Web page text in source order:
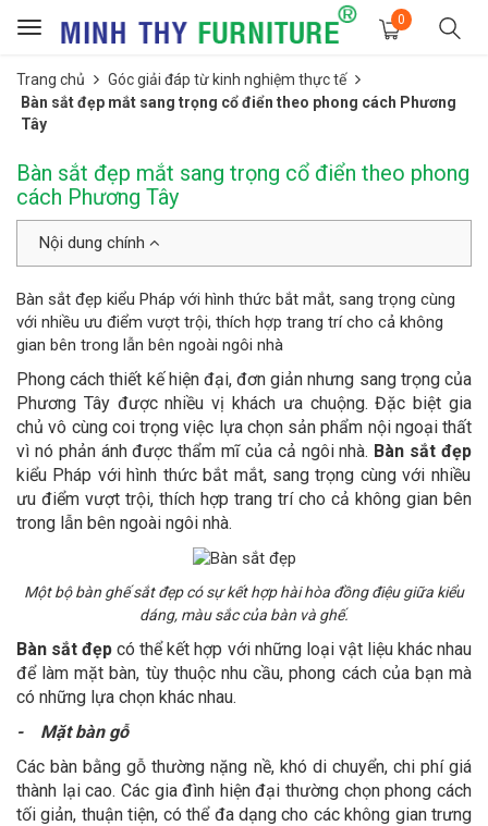
Toggle
0
Trang chủ
Góc giải đáp từ kinh nghiệm thực tế
Bàn sắt đẹp mắt sang trọng cổ điển theo phong cách Phương
Tây
Bàn sắt đẹp mắt sang trọng cổ điển theo phong
cách Phương Tây
Nội dung chính
Bàn sắt đẹp kiểu Pháp với hình thức bắt mắt, sang trọng cùng
với nhiều ưu điểm vượt trội, thích hợp trang trí cho cả không
gian bên trong lẫn bên ngoài ngôi nhà
Phong cách thiết kế hiện đại, đơn giản nhưng sang trọng của
Phương Tây được nhiều vị khách ưa chuộng. Đặc biệt gia
chủ vô cùng coi trọng việc lựa chọn sản phẩm nội ngoại thất
vì nó phản ánh được thẩm mĩ của cả ngôi nhà. Bàn sắt đẹp
kiểu Pháp với hình thức bắt mắt, sang trọng cùng với nhiều
ưu điểm vượt trội, thích hợp trang trí cho cả không gian bên
trong lẫn bên ngoài ngôi nhà.
Một bộ bàn ghế sắt đẹp có sự kết hợp hài hòa đồng điệu giữa kiểu
dáng, màu sắc của bàn và ghế.
Bàn sắt đẹp có thể kết hợp với những loại vật liệu khác nhau
để làm mặt bàn, tùy thuộc nhu cầu, phong cách của bạn mà
có những lựa chọn khác nhau.
- Mặt bàn gỗ
Các bàn bằng gỗ thường nặng nề, khó di chuyển, chi phí giá
thành lại cao. Các gia đình hiện đại thường chọn phong cách
tối giản, thuận tiện, có thể đa dạng cho các không gian trưng